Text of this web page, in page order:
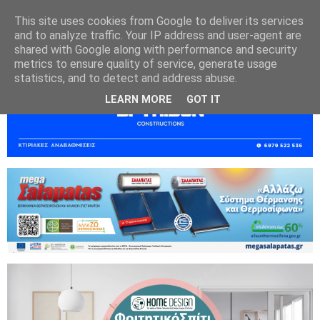
This site uses cookies from Google to deliver its services
and to analyze traffic. Your IP address and user-agent are
shared with Google along with performance and security
metrics to ensure quality of service, generate usage
statistics, and to detect and address abuse.
LEARN MORE GOT IT